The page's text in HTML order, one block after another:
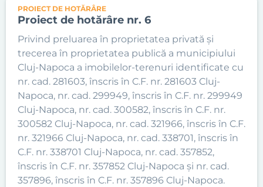
PROIECT DE HOTĂRÂRE
Proiect de hotărâre nr. 6
Privind preluarea în proprietatea privată și
trecerea în proprietatea publică a municipiului
Cluj-Napoca a imobilelor-terenuri identificate cu
nr. cad. 281603, înscris în C.F. nr. 281603 Cluj-
Napoca, nr. cad. 299949, înscris în C.F. nr. 299949
Cluj-Napoca, nr. cad. 300582, înscris în C.F. nr.
300582 Cluj-Napoca, nr. cad. 321966, înscris în C.F.
nr. 321966 Cluj-Napoca, nr. cad. 338701, înscris în
C.F. nr. 338701 Cluj-Napoca, nr. cad. 357852,
înscris în C.F. nr. 357852 Cluj-Napoca și nr. cad.
357896, înscris în C.F. nr. 357896 Cluj-Napoca.